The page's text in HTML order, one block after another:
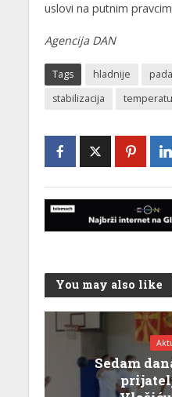
uslovi na putnim
Agencija DAN
Tags hladnije
stabilizacija
You may also like
Sedam